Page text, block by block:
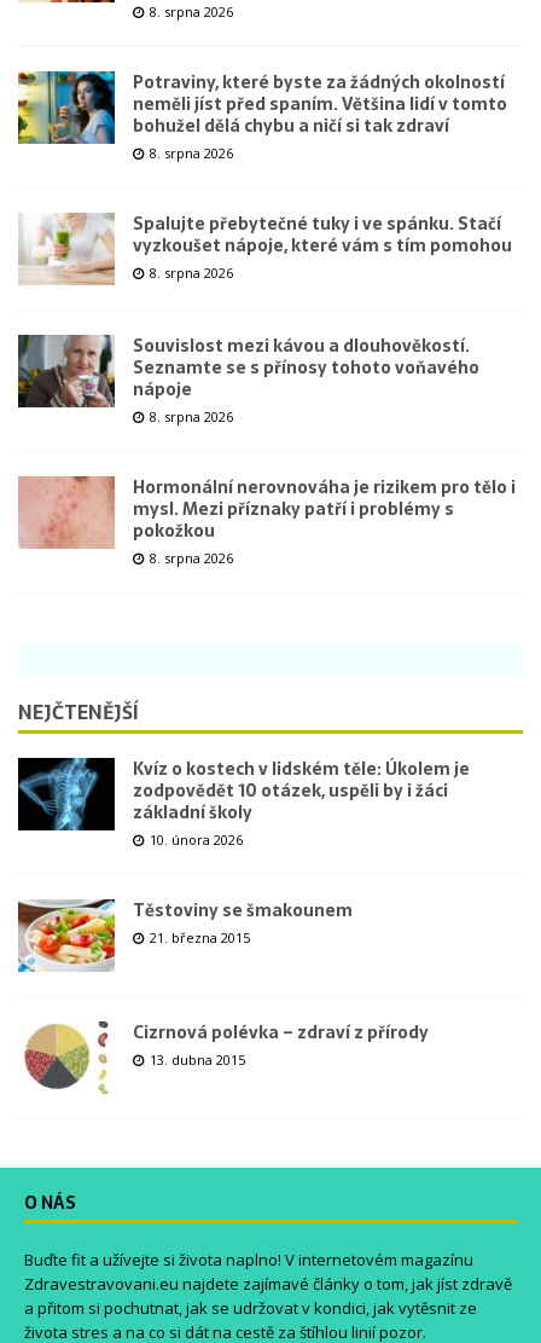
8. srpna 2026
Potraviny, které byste za žádných okolností
neměli jíst před spaním. Většina lidí v tomto
bohužel dělá chybu a ničí si tak zdraví
8. srpna 2026
Spalujte přebytečné tuky i ve spánku. Stačí
vyzkoušet nápoje, které vám s tím pomohou
8. srpna 2026
Souvislost mezi kávou a dlouhověkostí.
Seznamte se s přínosy tohoto voňavého
nápoje
8. srpna 2026
Hormonální nerovnováha je rizikem pro tělo i
mysl. Mezi příznaky patří i problémy s
pokožkou
8. srpna 2026
NEJČTENĚJŠÍ
Kvíz o kostech v lidském těle: Úkolem je
zodpovědět 10 otázek, uspěli by i žáci
základní školy
10. února 2026
Těstoviny se šmakounem
21. března 2015
Cizrnová polévka – zdraví z přírody
13. dubna 2015
O NÁS
Buďte fit a užívejte si života naplno! V internetovém magazínu
Zdravestravovani.eu najdete zajímavé články o tom, jak jíst zdravě
a přitom si pochutnat, jak se udržovat v kondici, jak vytěsnit ze
života stres a na co si dát na cestě za štíhlou linií pozor.